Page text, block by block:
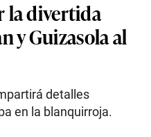
la divertida
y Guizasola al
detalles
en la blanquirroja.